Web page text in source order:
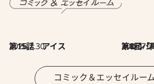
2026.7.30
第15話 アイス 第8回「同人誌即売
コミック＆エッセイルー